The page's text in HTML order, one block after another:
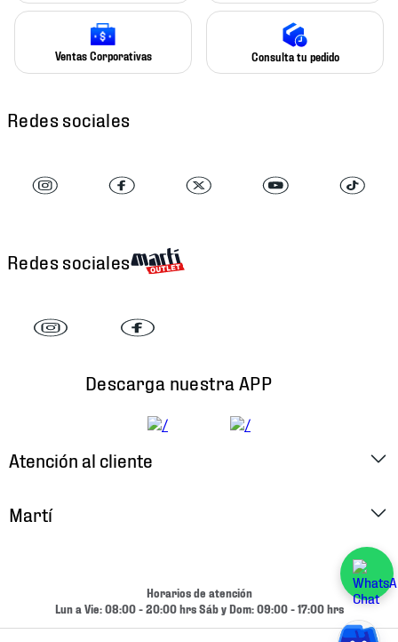
Ventas Corporativas Consulta tu pedido
Redes sociales
Redes sociales
Descarga nuestra APP
Atención al cliente
Cambios y Devoluciones
Martí
Horarios de atención
Lun a Vie: 08:00 - 20:00 hrs Sáb y Dom: 09:00 - 17:00 hrs